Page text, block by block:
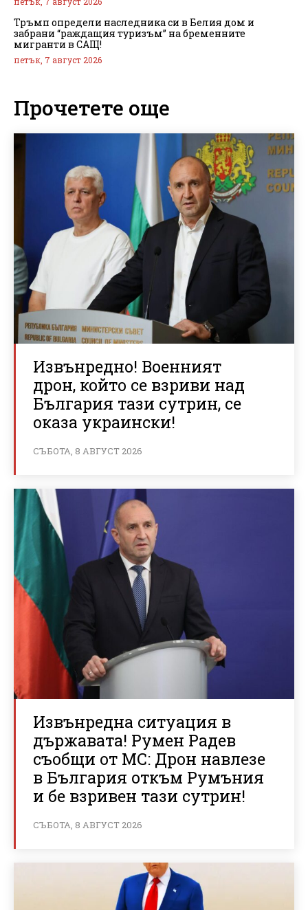
Тръмп определи наследника си в Белия дом и
забрани “раждащия туризъм” на бременните
мигранти в САЩ!
петък, 7 август 2026
Прочетете още
Извънредно! Военният
дрон, който се взриви над
България тази сутрин, се
оказа украински!
СЪБОТА, 8 АВГУСТ 2026
Извънредна ситуация в
държавата! Румен Радев
съобщи от МС: Дрон навлезе
в България откъм Румъния
и бе взривен тази сутрин!
СЪБОТА, 8 АВГУСТ 2026